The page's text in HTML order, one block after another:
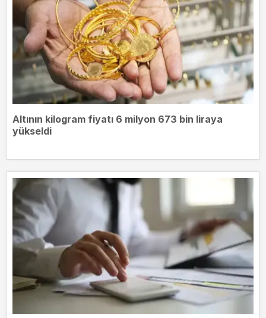
Altının kilogram fiyatı 6 milyon 673 bin liraya
yükseldi